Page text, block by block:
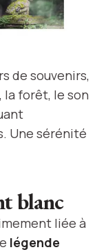
de souvenirs,
la forêt, le son
Une sérénité
blanc
liée à
légende